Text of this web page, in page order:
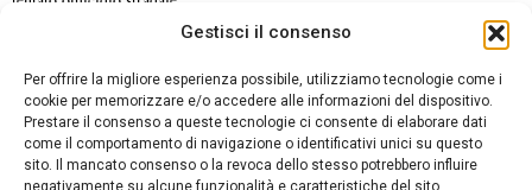
Gestisci il consenso
Per offrire la migliore esperienza possibile, utilizziamo tecnologie come i
cookie per memorizzare e/o accedere alle informazioni del dispositivo.
Prestare il consenso a queste tecnologie ci consente di elaborare dati
come il comportamento di navigazione o identificativi unici su questo
sito. Il mancato consenso o la revoca dello stesso potrebbero influire
negativamente su alcune funzionalità e caratteristiche del sito.
ANALISI E OPINIONI
SPORT CULTURA VIAGGI
Contatti